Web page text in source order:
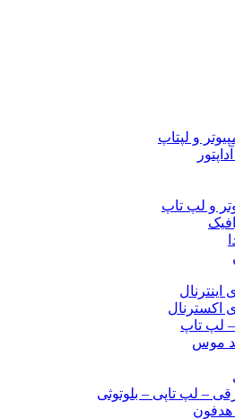
و لپتاپ
و لپ تاپ
اینترنال
اکسترنال
– لپ تاپ
موس
– لپ تاپی – بلوتوثی